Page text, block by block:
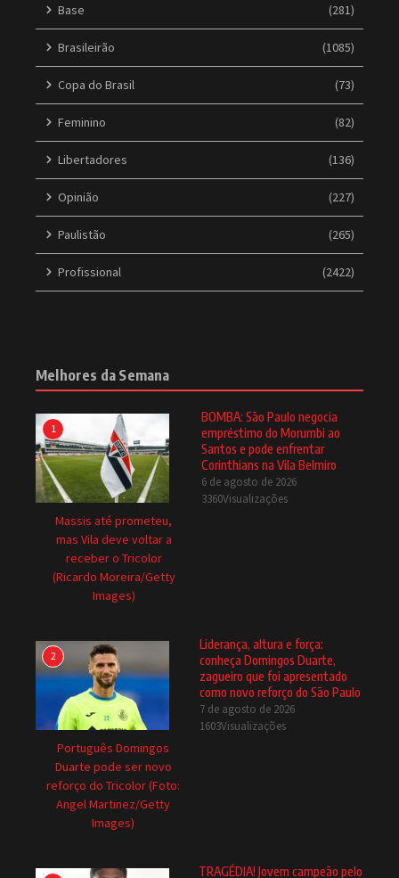
Base (281)
Brasileirão (1085)
Copa do Brasil (73)
Feminino (82)
Libertadores (136)
Opinião (227)
Paulistão (265)
Profissional (2422)
Melhores da Semana
1
Massis até prometeu,
mas Vila deve voltar a
receber o Tricolor
(Ricardo Moreira/Getty
Images)
BOMBA: São Paulo negocia
empréstimo do Morumbi ao
Santos e pode enfrentar
Corinthians na Vila Belmiro
6 de agosto de 2026
3360Visualizações
2
Português Domingos
Duarte pode ser novo
reforço do Tricolor (Foto:
Angel Martinez/Getty
Images)
Liderança, altura e força:
conheça Domingos Duarte,
zagueiro que foi apresentado
como novo reforço do São Paulo
7 de agosto de 2026
1603Visualizações
TRAGÉDIA! Jovem campeão pelo